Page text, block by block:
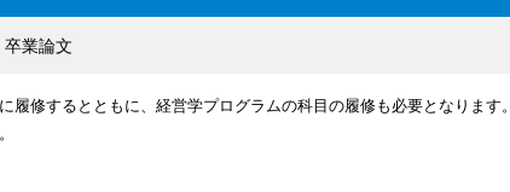
卒業論文
修するとともに、経営学プログラムの科目の履修も必要となります。